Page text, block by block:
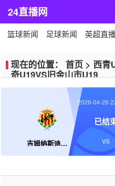
24直播网
篮球新闻 足球新闻 英超直
现在的位置： 首页 > 西青
奇U19VS旧金山市U19
吉姆纳斯迪奇U19
2026-04-26
已结
VS